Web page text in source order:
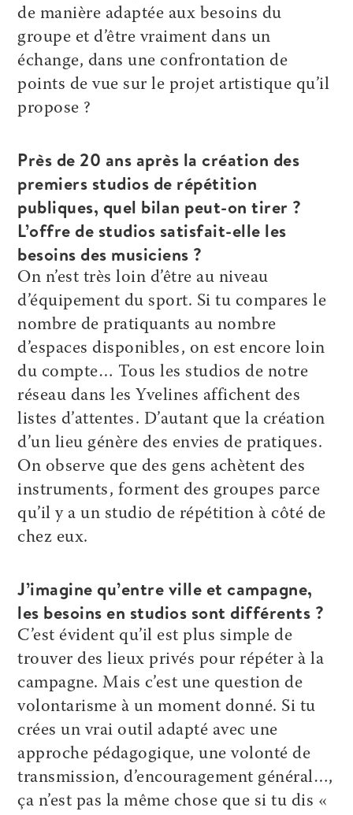
de manière adaptée aux besoins du
groupe et d’être vraiment dans un
échange, dans une confrontation de
points de vue sur le projet artistique qu’il
propose ?
Près de 20 ans après la création des
premiers studios de répétition
publiques, quel bilan peut-on tirer ?
L’offre de studios satisfait-elle les
besoins des musiciens ?
On n’est très loin d’être au niveau
d’équipement du sport. Si tu compares le
nombre de pratiquants au nombre
d’espaces disponibles, on est encore loin
du compte… Tous les studios de notre
réseau dans les Yvelines affichent des
listes d’attentes. D’autant que la création
d’un lieu génère des envies de pratiques.
On observe que des gens achètent des
instruments, forment des groupes parce
qu’il y a un studio de répétition à côté de
chez eux.
J’imagine qu’entre ville et campagne,
les besoins en studios sont différents ?
C’est évident qu’il est plus simple de
trouver des lieux privés pour répéter à la
campagne. Mais c’est une question de
volontarisme à un moment donné. Si tu
crées un vrai outil adapté avec une
approche pédagogique, une volonté de
transmission, d’encouragement général…,
ça n’est pas la même chose que si tu dis «